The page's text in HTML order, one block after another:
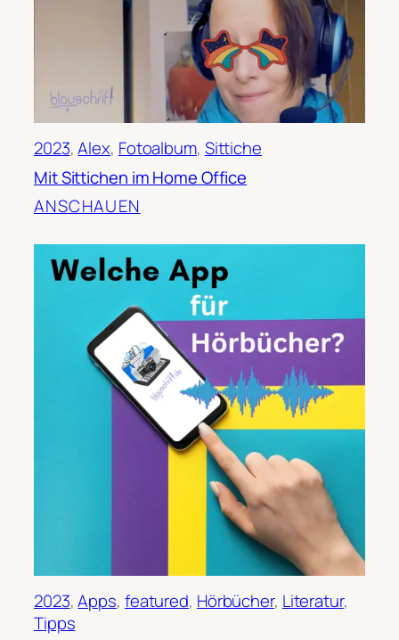
2023, Alex, Fotoalbum, Sittiche
Mit Sittichen im Home Office
ANSCHAUEN
2023, Apps, featured, Hörbücher, Literatur
Tipps